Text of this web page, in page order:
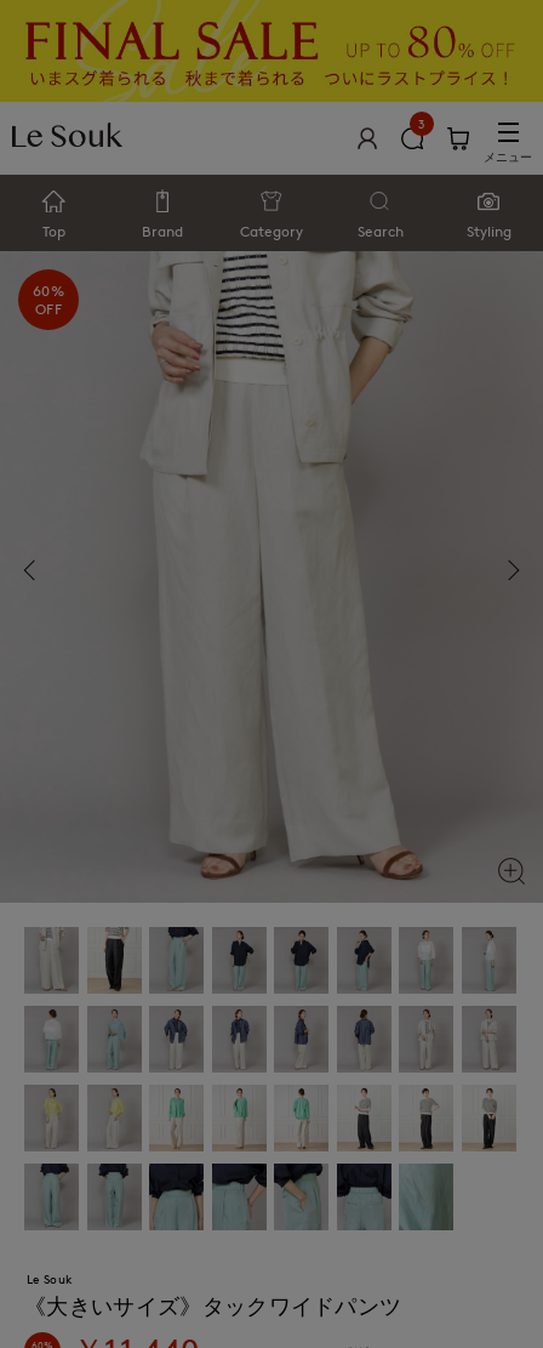
3
メニュー
Top Brand Category Search Styling
60%
OFF
Le Souk
《大きいサイズ》タックワイドパンツ